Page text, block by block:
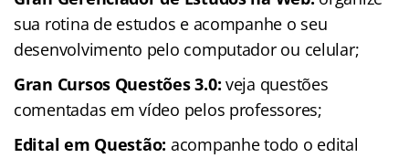
sua rotina de estudos e acompanhe o seu
desenvolvimento pelo computador ou celular;
Gran Cursos Questões 3.0: veja questões
comentadas em vídeo pelos professores;
Edital em Questão: acompanhe todo o edital